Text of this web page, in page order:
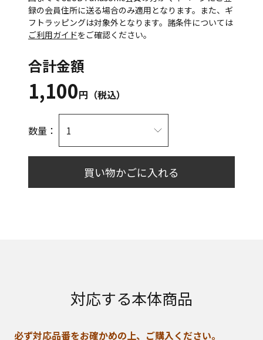
録の会員住所に送る場合のみ適用となります。また、ギ
フトラッピングは対象外となります。諸条件については
ご利用ガイドをご確認ください。
合計金額
1,100円（税込）
数量：
買い物かごに入れる
対応する本体商品
必ず対応品番をお確かめの上、ご購入ください。